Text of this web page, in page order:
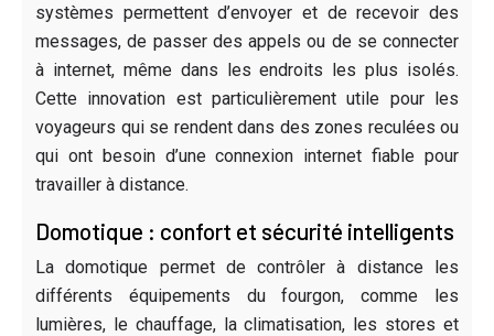
systèmes permettent d’envoyer et de recevoir des
messages, de passer des appels ou de se connecter
à internet, même dans les endroits les plus isolés.
Cette innovation est particulièrement utile pour les
voyageurs qui se rendent dans des zones reculées ou
qui ont besoin d’une connexion internet fiable pour
travailler à distance.
Domotique : confort et sécurité intelligents
La domotique permet de contrôler à distance les
différents équipements du fourgon, comme les
lumières, le chauffage, la climatisation, les stores et